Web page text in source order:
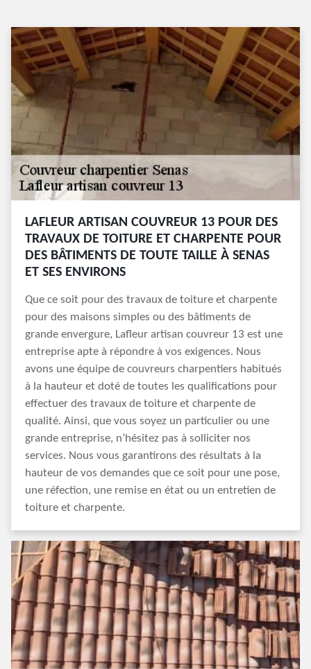
LAFLEUR ARTISAN COUVREUR 13 POUR DES
TRAVAUX DE TOITURE ET CHARPENTE POUR
DES BÂTIMENTS DE TOUTE TAILLE À SENAS
ET SES ENVIRONS
Que ce soit pour des travaux de toiture et charpente
pour des maisons simples ou des bâtiments de
grande envergure, Lafleur artisan couvreur 13 est une
entreprise apte à répondre à vos exigences. Nous
avons une équipe de couvreurs charpentiers habitués
à la hauteur et doté de toutes les qualifications pour
effectuer des travaux de toiture et charpente de
qualité. Ainsi, que vous soyez un particulier ou une
grande entreprise, n’hésitez pas à solliciter nos
services. Nous vous garantirons des résultats à la
hauteur de vos demandes que ce soit pour une pose,
une réfection, une remise en état ou un entretien de
toiture et charpente.